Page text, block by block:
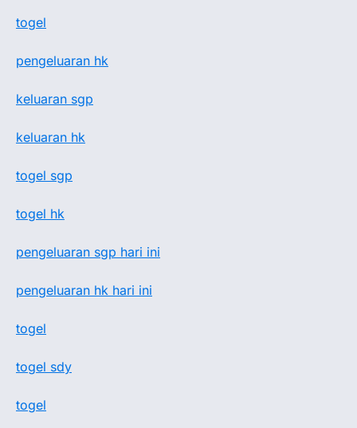
togel
pengeluaran hk
keluaran sgp
keluaran hk
togel sgp
togel hk
pengeluaran sgp hari ini
pengeluaran hk hari ini
togel
togel sdy
togel